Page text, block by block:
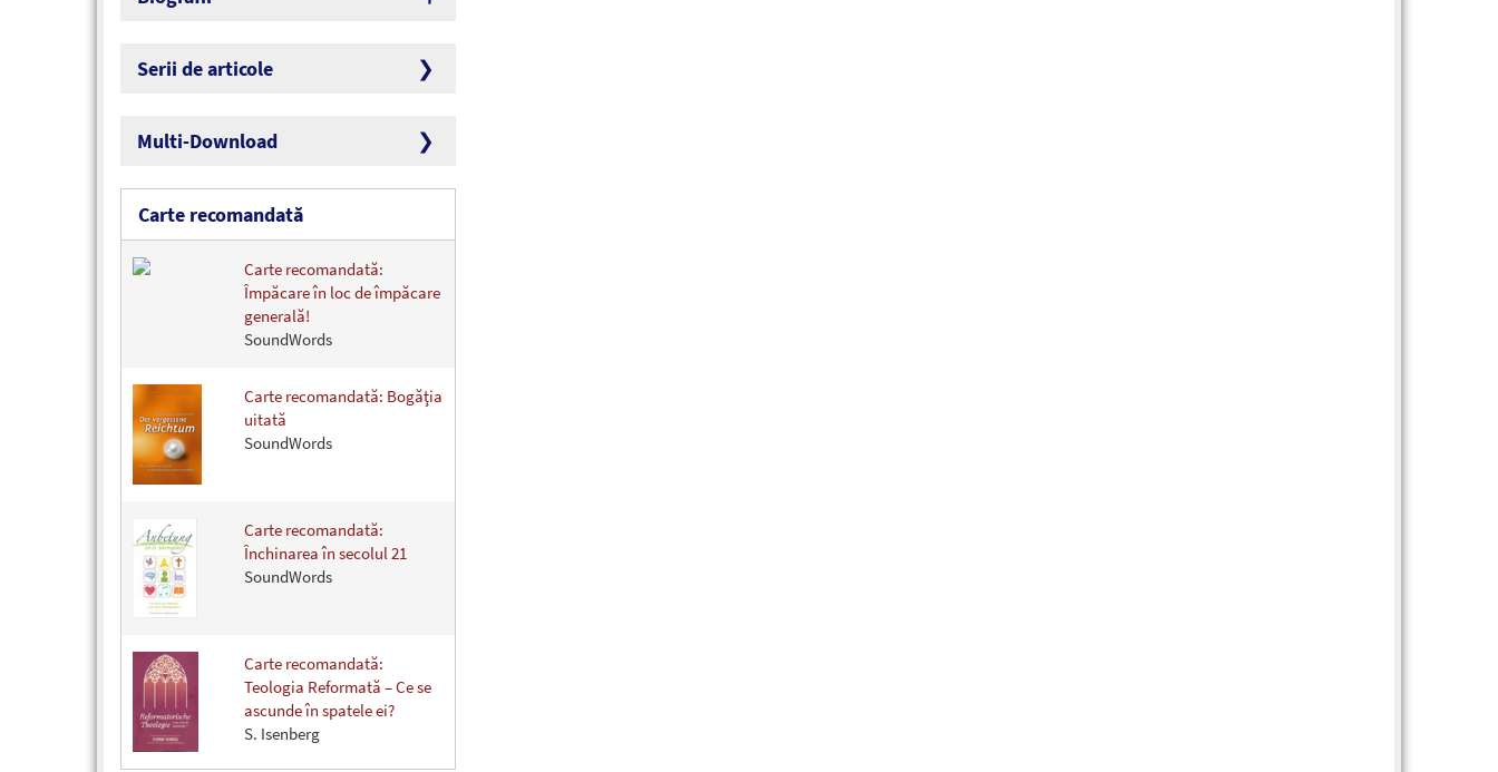
Serii de articole
Multi-Download
Carte recomandată
Carte recomandată:
Împăcare în loc de împăcare
generală!
SoundWords
Carte recomandată: Bogăţia
uitată
SoundWords
Carte recomandată:
Închinarea în secolul 21
SoundWords
Carte recomandată:
Teologia Reformată – Ce se
ascunde în spatele ei?
S. Isenberg